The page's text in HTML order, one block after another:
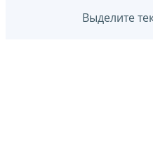
Выделите